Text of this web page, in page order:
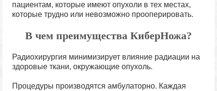
пациентам, которые имеют опухоли в тех местах,
которые трудно или невозможно прооперировать.
В чем преимущества КиберНожа?
Радиохирургия минимизирует влияние радиации на
здоровые ткани, окружающие опухоль.
Процедуры производятся амбулаторно. Каждая